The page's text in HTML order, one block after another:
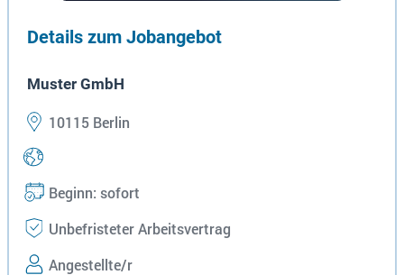
Details zum Jobangebot
Muster GmbH
10115 Berlin
Beginn: sofort
Unbefristeter Arbeitsvertrag
Angestellte/r